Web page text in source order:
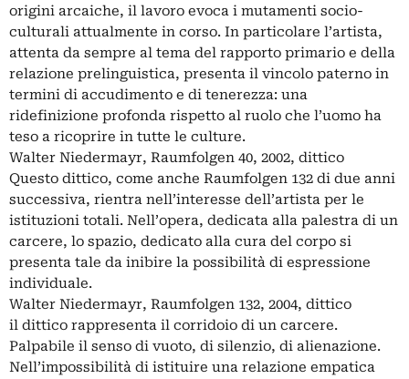
origini arcaiche, il lavoro evoca i mutamenti socio-
culturali attualmente in corso. In particolare l’artista,
attenta da sempre al tema del rapporto primario e della
relazione prelinguistica, presenta il vincolo paterno in
termini di accudimento e di tenerezza: una
ridefinizione profonda rispetto al ruolo che l’uomo ha
teso a ricoprire in tutte le culture.
Walter Niedermayr, Raumfolgen 40, 2002, dittico
Questo dittico, come anche Raumfolgen 132 di due anni
successiva, rientra nell’interesse dell’artista per le
istituzioni totali. Nell’opera, dedicata alla palestra di un
carcere, lo spazio, dedicato alla cura del corpo si
presenta tale da inibire la possibilità di espressione
individuale.
Walter Niedermayr, Raumfolgen 132, 2004, dittico
il dittico rappresenta il corridoio di un carcere.
Palpabile il senso di vuoto, di silenzio, di alienazione.
Nell’impossibilità di istituire una relazione empatica